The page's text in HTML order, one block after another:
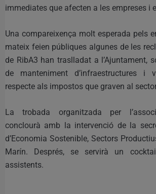
immediates que afecten a les empreses i
Una compareixença molt esperada pels
mateix feien públiques algunes de les
de RibA3 han traslladat a l’Ajuntament,
de manteniment d’infraestructures i
respecte als impostos que graven al
La trobada organitzada per
conclourà amb la intervenció de la
d’Economia Sostenible, Sectors
Marín. Després, se servirà un
assistents.